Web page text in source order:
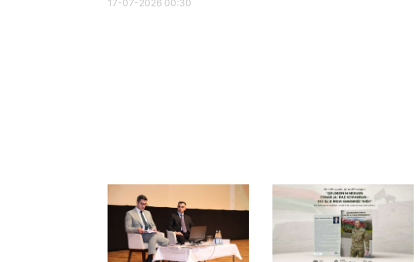
17-07-2026 00:30